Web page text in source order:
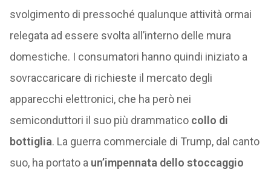
svolgimento di pressoché qualunque attività ormai
relegata ad essere svolta all’interno delle mura
domestiche. I consumatori hanno quindi iniziato a
sovraccaricare di richieste il mercato degli
apparecchi elettronici, che ha però nei
semiconduttori il suo più drammatico collo di
bottiglia. La guerra commerciale di Trump, dal canto
suo, ha portato a un’impennata dello stoccaggio